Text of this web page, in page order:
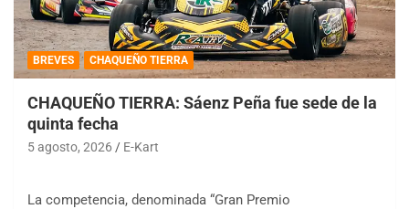
BREVES CHAQUEÑO TIERRA
CHAQUEÑO TIERRA: Sáenz Peña fue sede de la
quinta fecha
5 agosto, 2026 E-Kart
La competencia, denominada “Gran Premio